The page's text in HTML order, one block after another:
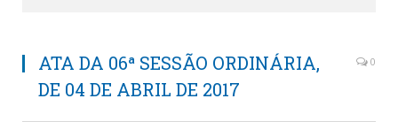
ATA DA 06ª SESSÃO ORDINÁRIA,
DE 04 DE ABRIL DE 2017
0